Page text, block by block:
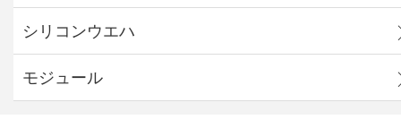
シリコンウエハ
モジュール